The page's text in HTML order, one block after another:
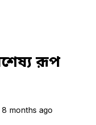
রূপ
8 months ago